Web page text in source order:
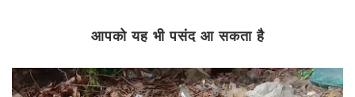
आपको यह भी पसंद आ सकता है